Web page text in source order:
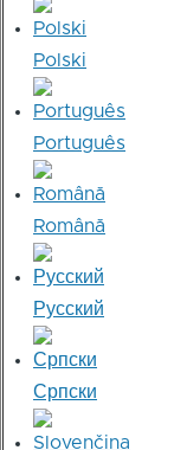
Polski
Português
Română
Русский
Српски